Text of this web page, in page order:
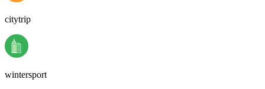
citytrip
wintersport